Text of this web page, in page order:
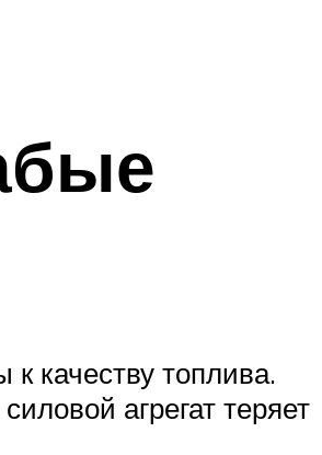
качеству топлива.
агрегат теряет